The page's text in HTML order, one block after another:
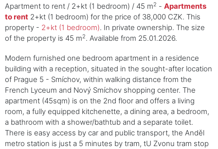
Apartment to rent / 2+kt (1 bedroom) / 45 m2 - Apartments
to rent 2+kt (1 bedroom) for the price of 38,000 CZK. This
property - 2+kt (1 bedroom). In private ownership. The size
of the property is 45 m2. Available from 25.01.2026.
Modern furnished one bedroom apartment in a residence
building with a reception, situated in the sought-after location
of Prague 5 - Smíchov, within walking distance from the
French Lyceum and Nový Smíchov shopping center. The
apartment (​​45sqm) is on the 2nd floor and offers a living
room, a fully equipped kitchenette, a dining area, a bedroom,
a bathroom with a shower/bathtub and a separate toilet.
There is easy access by car and public transport, the Anděl
metro station is just a 5 minutes by tram, tU Zvonu tram stop